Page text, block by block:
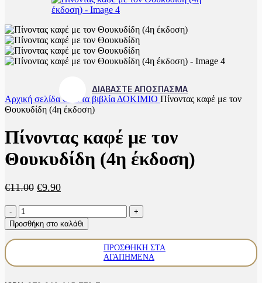
ΔΙΑΒΑΣΤΕ ΑΠΟΣΠΑΣΜΑ
Αρχική σελίδα Όλα τα βιβλία ΔΟΚΙΜΙΟ Πίνοντας καφέ με τον
Θουκυδίδη (4η έκδοση)
Πίνοντας καφέ με τον
Θουκυδίδη (4η έκδοση)
€11.00 Original
€11.00.
€9.90Η
είναι:
€9.90.
Πίνοντας
καφέ
με
τον
Προσθήκη στο καλάθι
ΠΡΟΣΘΉΚΗ ΣΤΑ
ΑΓΑΠΗΜΈΝΑ